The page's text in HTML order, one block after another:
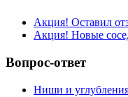
Акция! Оставил
Акция! Новые
Вопрос-ответ
Ниши и